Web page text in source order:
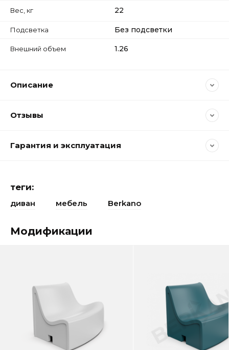
Вес, кг 22
Подсветка Без подсветки
Внешний объем 1.26
Описание
Отзывы
Гарантия и эксплуатация
теги:
диван мебель Berkano
Модификации